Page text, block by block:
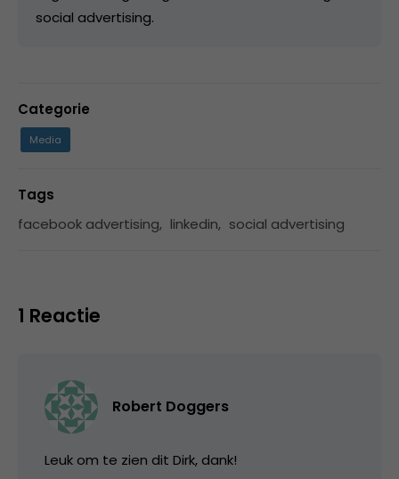
social advertising.
Categorie
Media
Tags
facebook advertising, linkedin, social advertising
1 Reactie
Robert Doggers
Leuk om te zien dit Dirk, dank!